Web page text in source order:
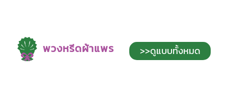
พวงหรีดผ้าแพร >>ดูแบบทั้งหมด